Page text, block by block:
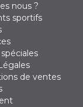
nous ?
sportifs
de ventes